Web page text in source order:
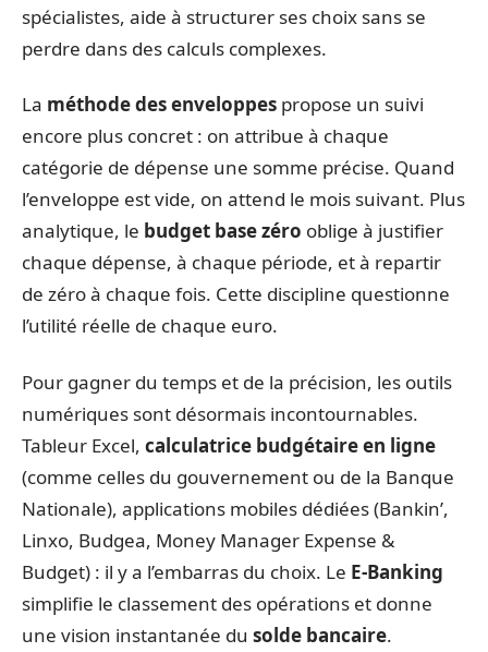
spécialistes, aide à structurer ses choix sans se
perdre dans des calculs complexes.
La méthode des enveloppes propose un suivi
encore plus concret : on attribue à chaque
catégorie de dépense une somme précise. Quand
l’enveloppe est vide, on attend le mois suivant. Plus
analytique, le budget base zéro oblige à justifier
chaque dépense, à chaque période, et à repartir
de zéro à chaque fois. Cette discipline questionne
l’utilité réelle de chaque euro.
Pour gagner du temps et de la précision, les outils
numériques sont désormais incontournables.
Tableur Excel, calculatrice budgétaire en ligne
(comme celles du gouvernement ou de la Banque
Nationale), applications mobiles dédiées (Bankin’,
Linxo, Budgea, Money Manager Expense &
Budget) : il y a l’embarras du choix. Le E-Banking
simplifie le classement des opérations et donne
une vision instantanée du solde bancaire.